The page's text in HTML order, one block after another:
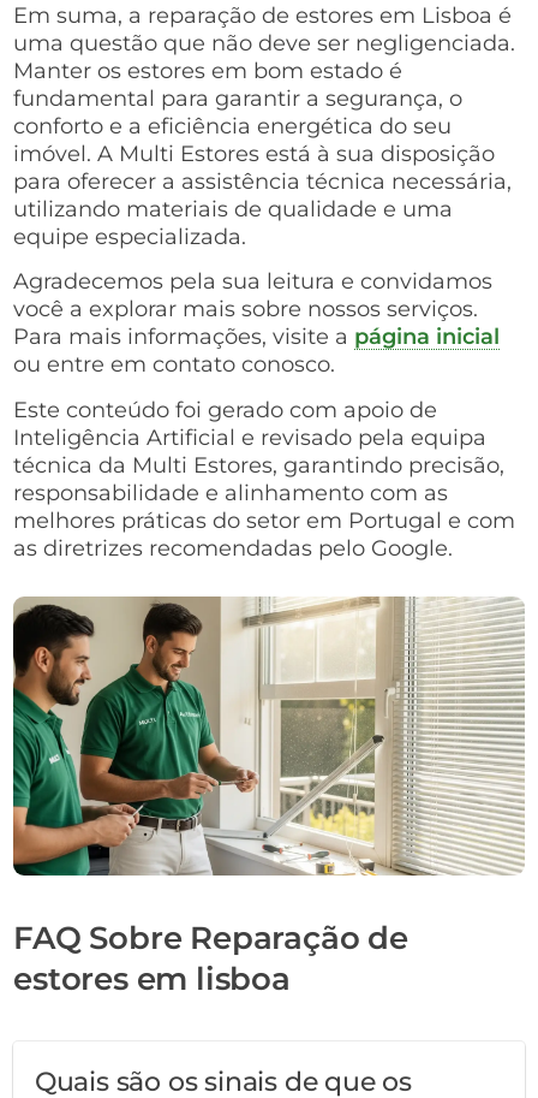
Em suma, a reparação de estores em Lisboa é
uma questão que não deve ser negligenciada.
Manter os estores em bom estado é
fundamental para garantir a segurança, o
conforto e a eficiência energética do seu
imóvel. A Multi Estores está à sua disposição
para oferecer a assistência técnica necessária,
utilizando materiais de qualidade e uma
equipe especializada.
Agradecemos pela sua leitura e convidamos
você a explorar mais sobre nossos serviços.
Para mais informações, visite a página inicial
ou entre em contato conosco.
Este conteúdo foi gerado com apoio de
Inteligência Artificial e revisado pela equipa
técnica da Multi Estores, garantindo precisão,
responsabilidade e alinhamento com as
melhores práticas do setor em Portugal e com
as diretrizes recomendadas pelo Google.
FAQ Sobre Reparação de
estores em lisboa
Quais são os sinais de que os